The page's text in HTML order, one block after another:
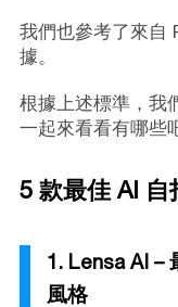
我們也參考了來自
據。
根據上述標準，我
一起來看看有哪些
5 款最佳 AI 自
1. Lensa AI –
風格